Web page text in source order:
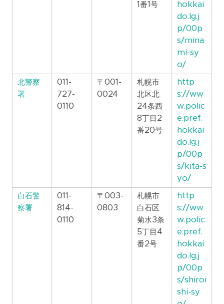
1番1号
hokkai
do.lg.j
p/00p
s/mina
mi-sy
o/
北警察
署
011-
727-
0110
〒001-
0024
札幌市
北区北
24条西
8丁目2
番20号
http
s://ww
w.polic
e.pref.
hokkai
do.lg.j
p/00p
s/kita-s
yo/
白石警
察署
011-
814-
0110
〒003-
0803
札幌市
白石区
菊水3条
5丁目4
番2号
http
s://ww
w.polic
e.pref.
hokkai
do.lg.j
p/00p
s/shiroi
shi-sy